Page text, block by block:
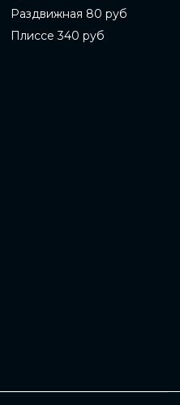
Раздвижная 80 руб
Плиссе 340 руб